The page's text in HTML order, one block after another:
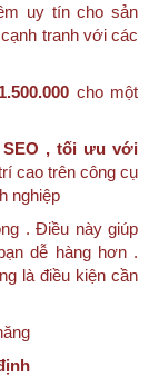
uy tín cho sản
tranh với các
1.500.000 cho một
SEO , tối ưu với
cao trên công cụ
nghiệp
. Điều này giúp
dễ hàng hơn .
là điều kiện cần